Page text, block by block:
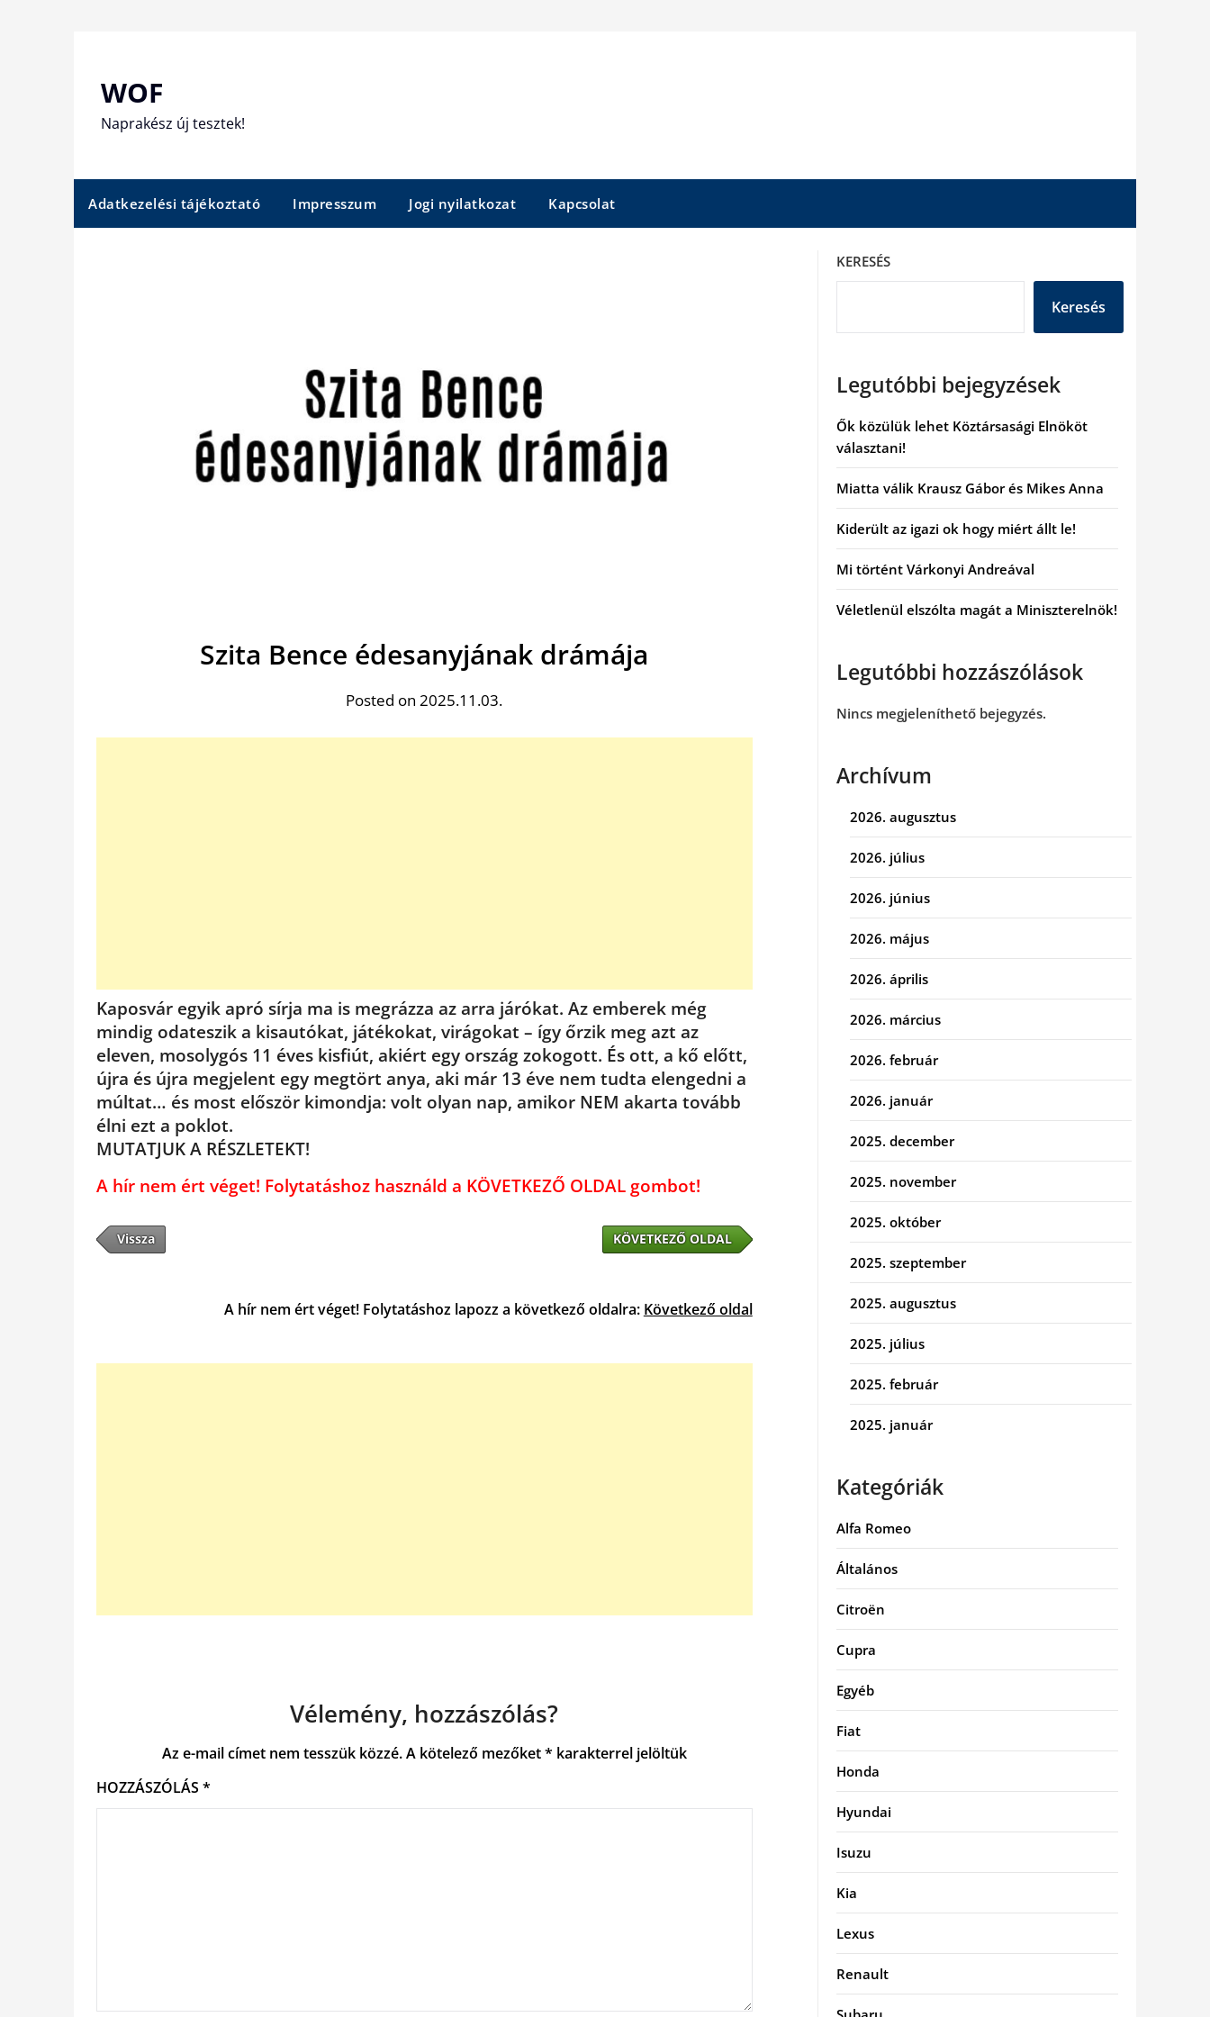
WOF
Naprakész új tesztek!
Adatkezelési tájékoztató Impresszum Jogi nyilatkozat Kapcsolat
Szita Bence édesanyjának drámája
Posted on 2025.11.03.
Kaposvár egyik apró sírja ma is megrázza az arra járókat. Az emberek még
mindig odateszik a kisautókat, játékokat, virágokat – így őrzik meg azt az
eleven, mosolygós 11 éves kisfiút, akiért egy ország zokogott. És ott, a kő előtt,
újra és újra megjelent egy megtört anya, aki már 13 éve nem tudta elengedni a
múltat… és most először kimondja: volt olyan nap, amikor NEM akarta tovább
élni ezt a poklot.
MUTATJUK A RÉSZLETEKT!
A hír nem ért véget! Folytatáshoz használd a KÖVETKEZŐ OLDAL gombot!
Vissza KÖVETKEZŐ OLDAL
A hír nem ért véget! Folytatáshoz lapozz a következő oldalra: Következő oldal
Vélemény, hozzászólás?
Az e-mail címet nem tesszük közzé.A kötelező mezőket* karakterrel jelöltük
HOZZÁSZÓLÁS *
KERESÉS
Keresés
Legutóbbi bejegyzések
Ők közülük lehet Köztársasági Elnököt
választani!
Miatta válik Krausz Gábor és Mikes Anna
Kiderült az igazi ok hogy miért állt le!
Mi történt Várkonyi Andreával
Véletlenül elszólta magát a Miniszterelnök!
Legutóbbi hozzászólások
Nincs megjeleníthető bejegyzés.
Archívum
2026. augusztus
2026. július
2026. június
2026. május
2026. április
2026. március
2026. február
2026. január
2025. december
2025. november
2025. október
2025. szeptember
2025. augusztus
2025. július
2025. február
2025. január
Kategóriák
Alfa Romeo
Általános
Citroën
Cupra
Egyéb
Fiat
Honda
Hyundai
Isuzu
Kia
Lexus
Renault